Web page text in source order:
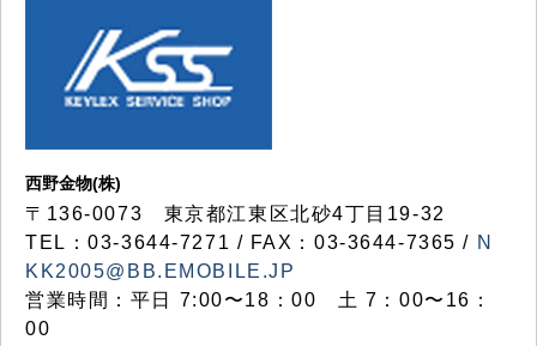
西野金物(株)
〒136-0073 東京都江東区北砂4丁目19-32
TEL：03‐3644‐7271 / FAX：03-3644-7365 / N
KK2005@BB.EMOBILE.JP
営業時間：平日 7:00〜18：00 土 7：00〜16：
00